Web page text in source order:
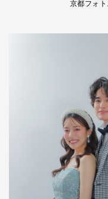
京都フォ